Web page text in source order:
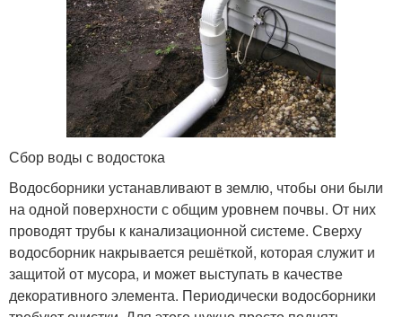
Сбор воды с водостока
Водосборники устанавливают в землю, чтобы они были
на одной поверхности с общим уровнем почвы. От них
проводят трубы к канализационной системе. Сверху
водосборник накрывается решёткой, которая служит и
защитой от мусора, и может выступать в качестве
декоративного элемента. Периодически водосборники